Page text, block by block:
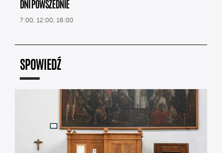
DNI POWSZEDNIE
7:00, 12:00, 18:00
SPOWIEDŹ